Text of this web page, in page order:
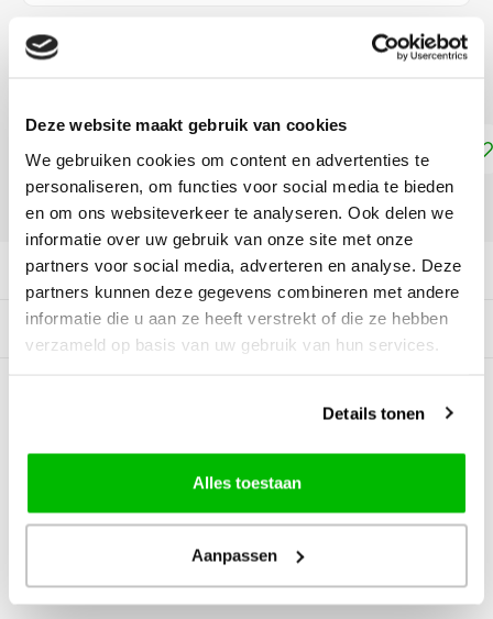
Deze website maakt gebruik van cookies
We gebruiken cookies om content en advertenties te
personaliseren, om functies voor social media te bieden
en om ons websiteverkeer te analyseren. Ook delen we
informatie over uw gebruik van onze site met onze
partners voor social media, adverteren en analyse. Deze
partners kunnen deze gegevens combineren met andere
informatie die u aan ze heeft verstrekt of die ze hebben
verzameld op basis van uw gebruik van hun services.
Details tonen
Alles toestaan
Aanpassen
€4,15
Toevoegen aan winkelwagen
DELEN:
Productomschrijving
Gerelateerde producten
0Reviews